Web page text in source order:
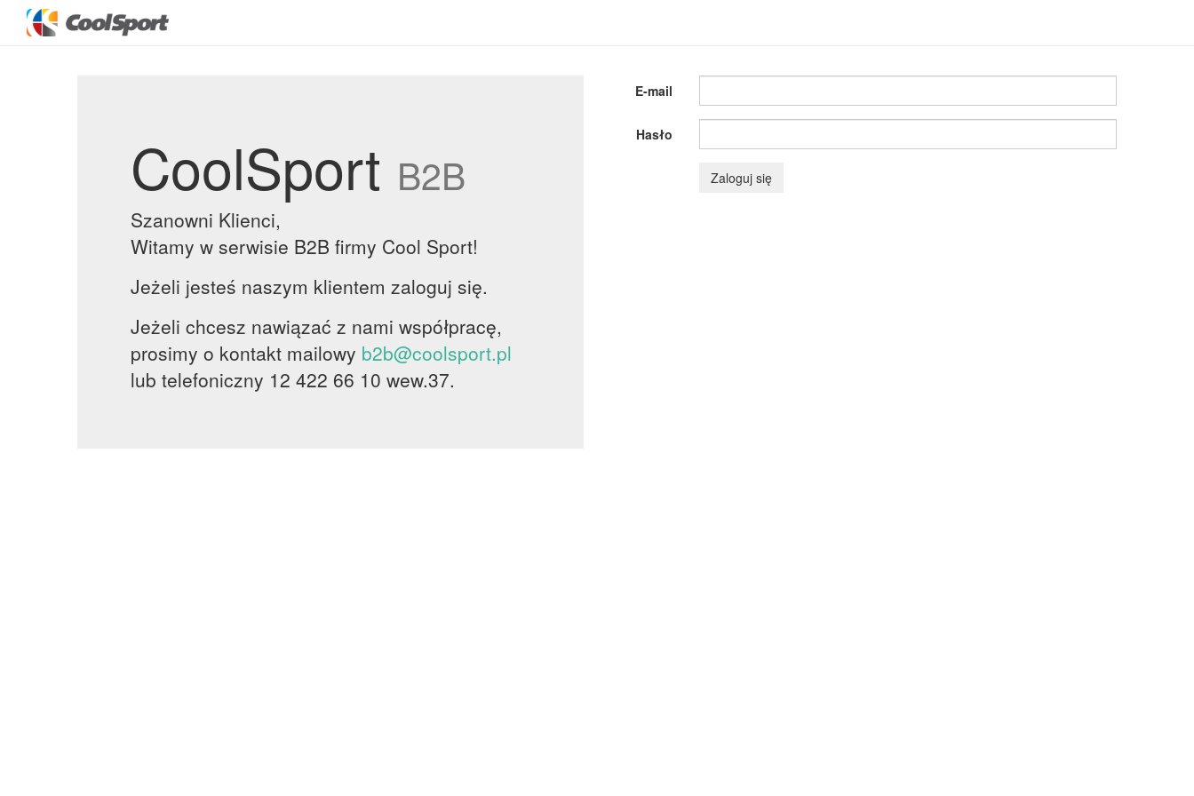
CoolSport B2B
Szanowni Klienci,
Witamy w serwisie B2B firmy Cool Sport!
Jeżeli jesteś naszym klientem zaloguj się.
Jeżeli chcesz nawiązać z nami współpracę,
prosimy o kontakt mailowy b2b@coolsport.pl
lub telefoniczny 12 422 66 10 wew.37.
E-mail
Hasło
Zaloguj się